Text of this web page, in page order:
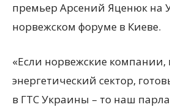
премьер Арсений Яценюк на
норвежском форуме в Киеве.
«Если норвежские
энергетический сектор,
в ГТС Украины – то наш